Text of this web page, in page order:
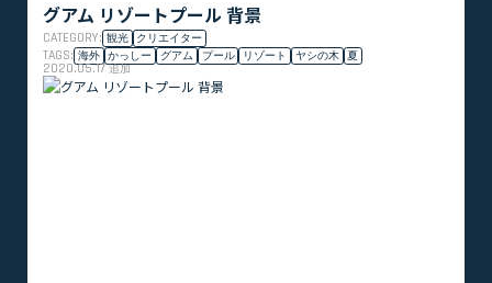
グアム リゾートプール 背景
CATEGORY: 観光 クリエイター
TAGS: 海外 かっしー グアム プール リゾート ヤシの木 夏
2020.05.17追加